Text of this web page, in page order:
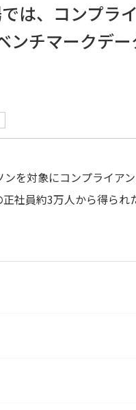
は、コンプラ
チマークデー
を対象にコンプライア
社員約3万人から得られ